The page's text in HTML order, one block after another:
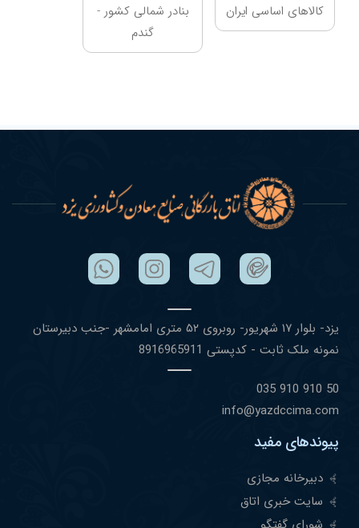
کالاهای اساسی ایران
بنادر شمالی کشور -
گندم
یزد- بلوار ١٧ شهریور- روبروی ۵٢ متری امامشهر -جنب دبیرستان
نمونه ملک ثابت - کدپستی 8916965911
50 910 910 035
info@yazdccima.com
پیوندهای مفید
دبیرخانه مجازی
سایت خبری اتاق